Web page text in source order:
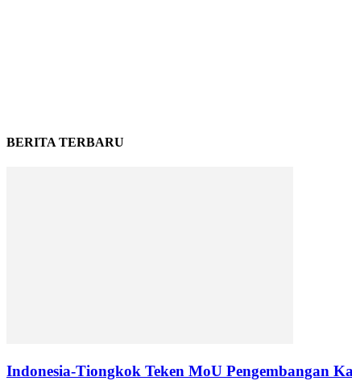
BERITA TERBARU
Indonesia-Tiongkok Teken MoU Pengembangan